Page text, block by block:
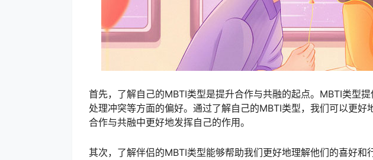
首先，了解自己的MBTI类型是提升合作与共融的起点。MBTI类型提
处理冲突等方面的偏好。通过了解自己的MBTI类型，我们可以更好
合作与共融中更好地发挥自己的作用。
其次，了解伴侣的MBTI类型能够帮助我们更好地理解他们的喜好和